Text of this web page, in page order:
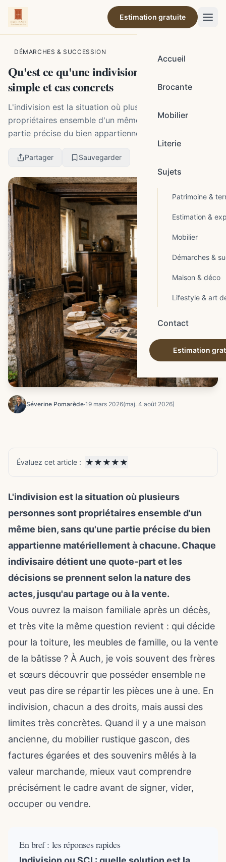
Estimation gratuite
Accueil
Brocante
Mobilier
Literie
Sujets
Patrimoine &
Estimation &
Mobilier
Démarches &
Maison & déco
Lifestyle & art
Contact
Estimation
DÉMARCHES & SUCCESSION
Qu'est ce qu'une indivision : définition
simple et cas concrets
L'indivision est la situation où plusieurs personnes sont
propriétaires ensemble d'un même bien, sans qu'une
partie précise du bien appartienne matériellement à
chacune. Chaque indivisaire détient une...
Partager Sauvegarder
Séverine Pomarède·19 mars 2026(maj. 4 août 2026)
Évaluez cet article : ★ ★ ★ ★ ★
L'indivision est la situation où plusieurs
personnes sont propriétaires ensemble d'un
même bien, sans qu'une partie précise du bien
appartienne matériellement à chacune. Chaque
indivisaire détient une quote-part et les
décisions se prennent selon la nature des
actes, jusqu'au partage ou à la vente.
Vous ouvrez la maison familiale après un décès,
et très vite la même question revient : qui décide
pour la toiture, les meubles de famille, ou la vente
de la bâtisse ? À Auch, je vois souvent des frères
et sœurs découvrir que posséder ensemble ne
veut pas dire se répartir les pièces une à une. En
indivision, chacun a des droits, mais aussi des
limites très concrètes. Quand il y a une maison
ancienne, du mobilier rustique gascon, des
factures égarées et des souvenirs mêlés à la
valeur marchande, mieux vaut comprendre
précisément le cadre avant de signer, vider,
occuper ou vendre.
En bref : les réponses rapides